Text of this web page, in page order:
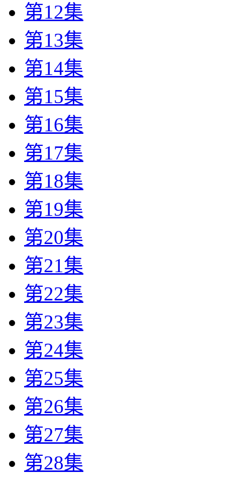
第12集
第13集
第14集
第15集
第16集
第17集
第18集
第19集
第20集
第21集
第22集
第23集
第24集
第25集
第26集
第27集
第28集